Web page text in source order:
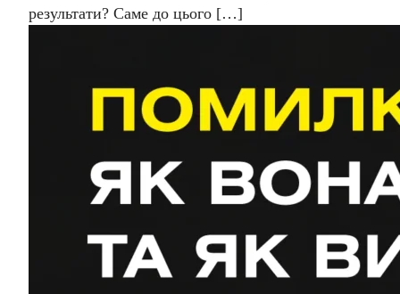
результати? Саме до цього […]